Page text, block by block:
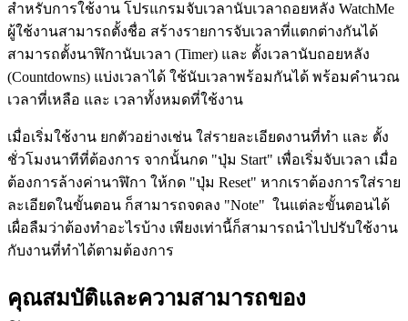
สำหรับการใช้งาน โปรแกรมจับเวลานับเวลาถอยหลัง WatchMe
ผู้ใช้งานสามารถตั้งชื่อ สร้างรายการจับเวลาที่แตกต่างกันได้
สามารถตั้งนาฬิกานับเวลา (Timer) และ ตั้งเวลานับถอยหลัง
(Countdowns) แบ่งเวลาได้ ใช้นับเวลาพร้อมกันได้ พร้อมคำนวณ
เวลาที่เหลือ และ เวลาทั้งหมดที่ใช้งาน
เมื่อเริ่มใช้งาน ยกตัวอย่างเช่น ใส่รายละเอียดงานที่ทำ และ ตั้ง
ชั่วโมงนาทีที่ต้องการ จากนั้นกด "ปุ่ม Start" เพื่อเริ่มจับเวลา เมื่อ
ต้องการล้างค่านาฬิกา ให้กด "ปุ่ม Reset" หากเราต้องการใส่ราย
ละเอียดในขั้นตอน ก็สามารถจดลง "Note" ในแต่ละขั้นตอนได้
เผื่อลืมว่าต้องทำอะไรบ้าง เพียงเท่านี้ก็สามารถนำไปปรับใช้งาน
กับงานที่ทำได้ตามต้องการ
คุณสมบัติและความสามารถของ